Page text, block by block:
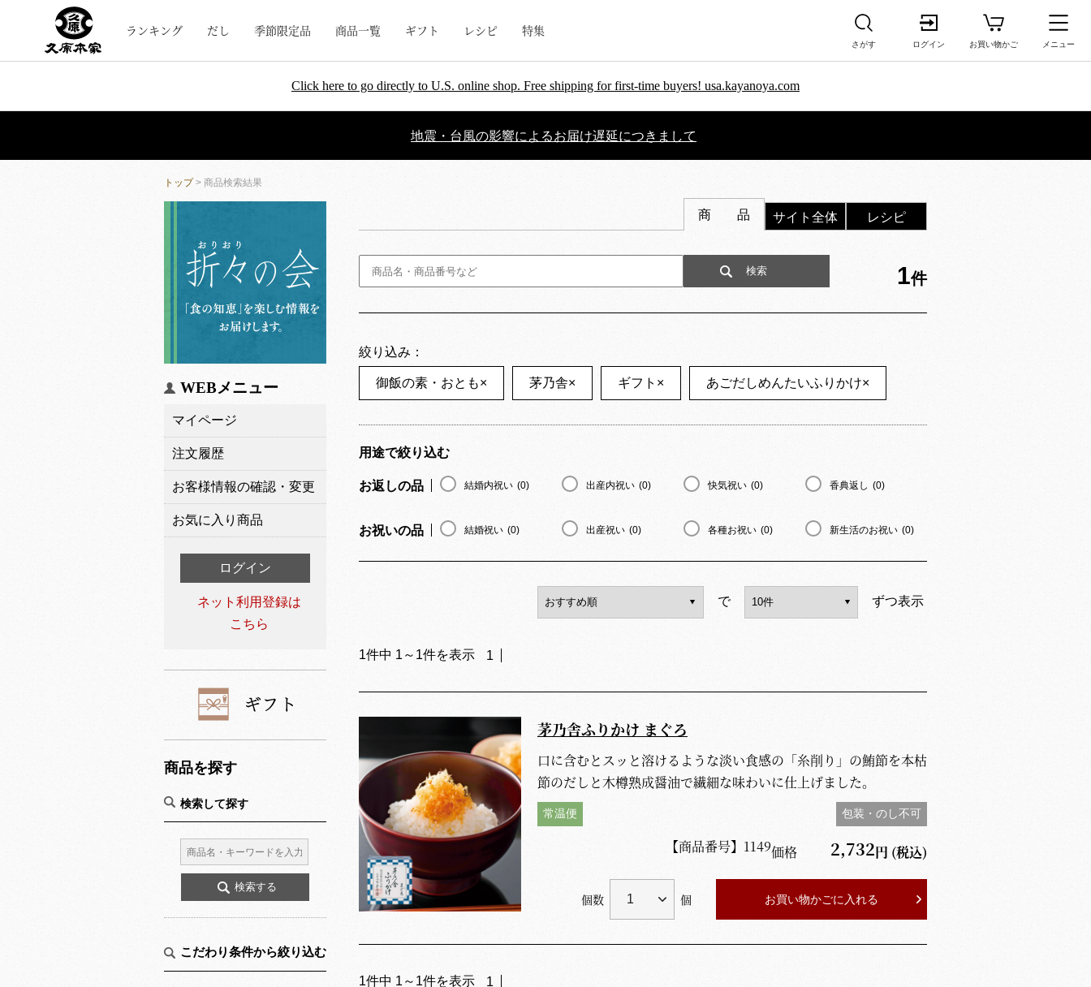
ランキング だし 季節限定品 商品一覧 ギフト レシピ 特集
さがす ログイン お買い物かご メニュー
Click here to go directly to U.S. online shop. Free shipping for first-time buyers! usa.kayanoya.com
地震・台風の影響によるお届け遅延につきまして
トップ> 商品検索結果
WEBメニュー
マイページ
注文履歴
お客様情報の確認・変更
お気に入り商品
ログイン
ネット利用登録は
こちら
商品を探す
検索して探す
こだわり条件から絞り込む
商 品 サイト全体 レシピ
1件
絞り込み：
御飯の素・おとも× 茅乃舎× ギフト × あごだしめんたいふりかけ×
用途で絞り込む
お返しの品 結婚内祝い (0) 出産内祝い (0) 快気祝い (0) 香典返し (0)
お祝いの品 結婚祝い (0) 出産祝い (0) 各種お祝い (0) 新生活のお祝い (0)
で ずつ表示
1件中 1 ～ 1件を表示 1
茅乃舎ふりかけ まぐろ
口に含むとスッと溶けるような淡い食感の「糸削り」の鮪節を本枯
節のだしと木樽熟成醤油で繊細な味わいに仕上げました。
常温便 包装・のし不可
【商品番号】 1149価格 2,732円 (税込)
個数 個 お買い物かごに入れる
1件中 1 ～ 1件を表示 1